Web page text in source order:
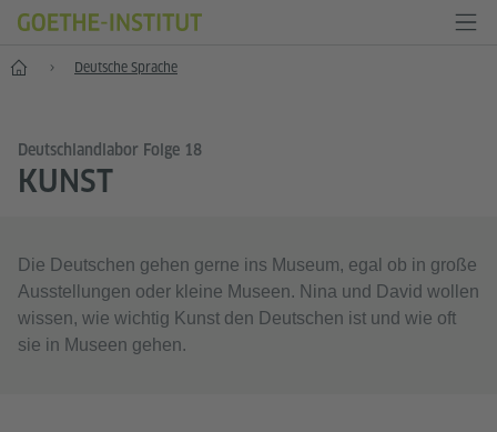
Start Deutsche Sprache
Deutschlandlabor Folge 18
KUNST
Die Deutschen gehen gerne ins Museum, egal ob in große
Ausstellungen oder kleine Museen. Nina und David wollen
wissen, wie wichtig Kunst den Deutschen ist und wie oft
sie in Museen gehen.